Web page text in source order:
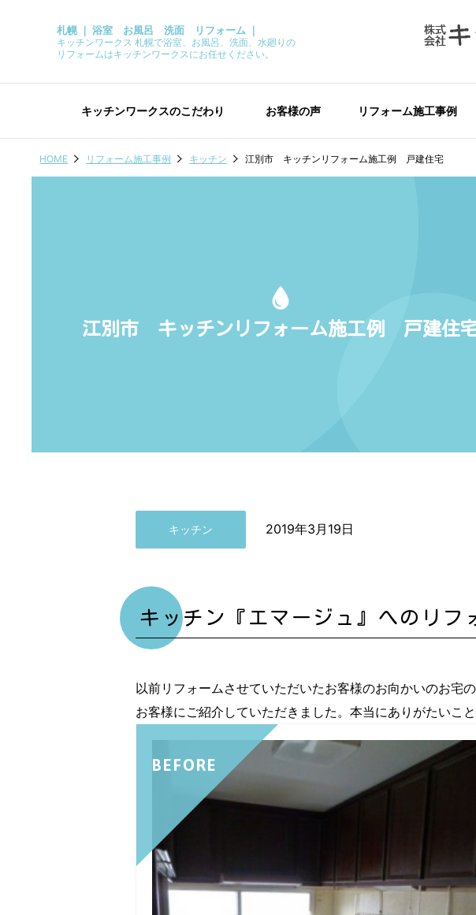
札幌 ｜ 浴室 お風呂 洗面 リフォーム ｜
キッチンワークス 札幌で浴室、お風呂、洗面、水廻りの
リフォームはキッチンワークスにお任せください。
キッチンワークスのこだわり お客様の声 リフォーム施工事例
HOME リフォーム施工事例 キッチン 江別市 キッチンリフォーム施工例 戸建住宅
江別市 キッチンリフォーム施工例 戸建住
キッチン 2019年3月19日
キッチン『エマージュ』へのリフ
以前リフォームさせていただいたお客様のお向かいのお宅の
お客様にご紹介していただきました。本当にありがたいこと
BEFORE